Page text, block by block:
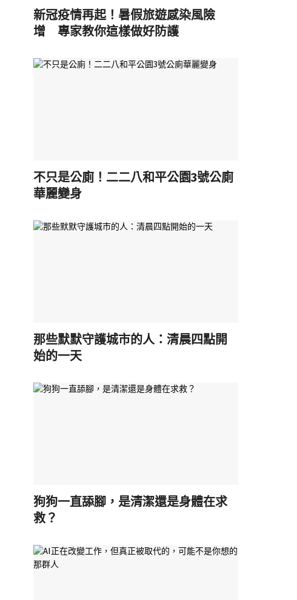
新冠疫情再起！暑假旅遊感染風險
增 專家教你這樣做好防護
不只是公廁！二二八和平公園3號公廁
華麗變身
那些默默守護城市的人：清晨四點開
始的一天
狗狗一直舔腳，是清潔還是身體在求
救？